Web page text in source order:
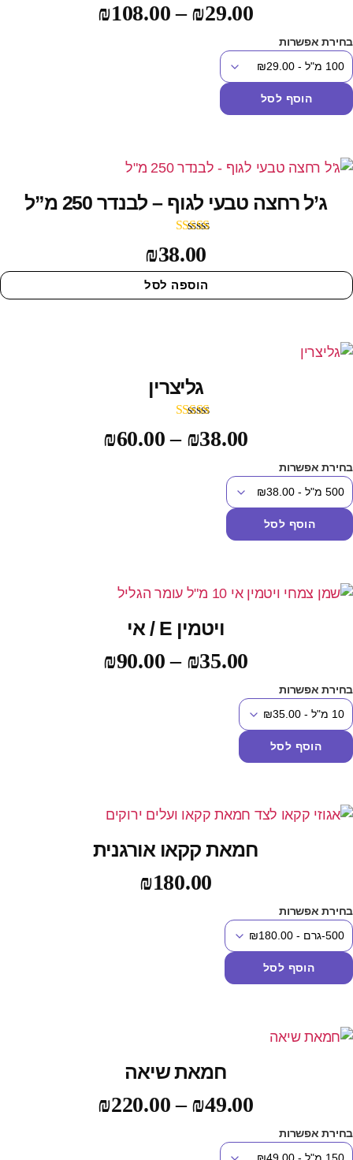
מתוך 5
₪29.00
–
₪108.00
אפשרות
הוסף לסל
ג’ל רחצה טבעי לגוף – לבנדר 250 מ”ל
מתוך 5
₪38.00
הוספה לסל
גליצרין
מתוך 5
₪38.00
–
₪60.00
אפשרות
הוסף לסל
ויטמין E / אי
₪35.00
–
₪90.00
אפשרות
הוסף לסל
חמאת קקאו אורגנית
₪180.00
אפשרות
הוסף לסל
חמאת שיאה
₪49.00
–
₪220.00
אפשרות